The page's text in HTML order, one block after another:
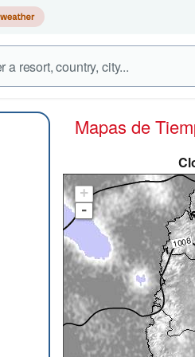
Mapas de
+
-